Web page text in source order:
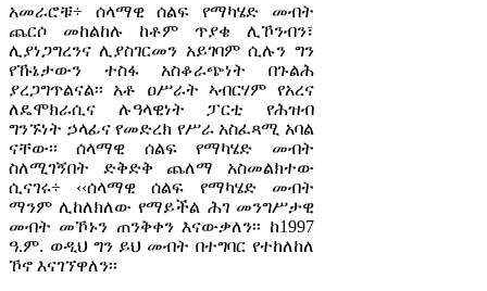
አመራሮቹ÷ ሰላማዊ ሰልፍ የማካሄድ መብት
ጨርሶ መከልከሉ ከቶም ጥያቄ ሊኾንብን፣
ሊያነጋግረንና ሊያስገርመን አይገባም ሲሉን ግን
የኹኔታውን ተስፋ አስቆራጭነት በጉልሕ
ያረጋግጥልናል፡፡ አቶ ዐሥራት ኣብርሃም የአረና
ለዴሞክራሲና ሉዓላዊነት ፓርቲ የሕዝብ
ግንኙነት ኃላፊና የመድረክ የሥራ አስፈጻሚ አባል
ናቸው፡፡ ሰላማዊ ሰልፍ የማካሄድ መብት
ስለሚገኝበት ድቅድቅ ጨለማ አስመልክተው
ሲናገሩ÷ ‹‹ሰላማዊ ሰልፍ የማካሄድ መብት
ማንም ሊከለክለው የማይችል ሕገ መንግሥታዊ
መብት መኾኑን ጠንቅቀን እናውቃለን፡፡ ከ1997
ዓ.ም. ወዲህ ግን ይህ መብት በተግባር የተከለከለ
ኾኖ እናገኘዋለን፡፡